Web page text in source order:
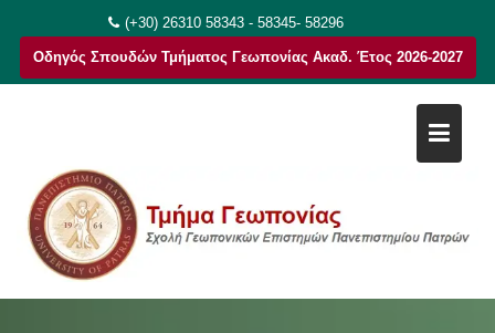
στο
περιεχόμενο
(+30) 26310 58343 - 58345- 58296
Οδηγός Σπουδών Τμήματος Γεωπονίας Ακαδ. Έτος 2026-2027